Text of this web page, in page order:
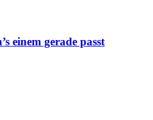
einem gerade passt